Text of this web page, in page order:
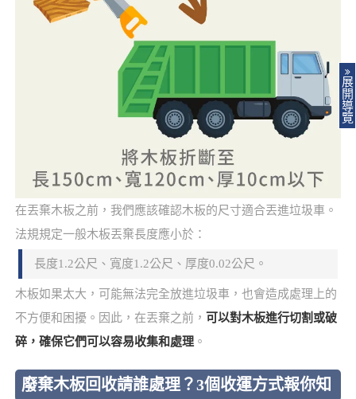
在丟棄木板之前，我們應該確認木板的尺寸適合丟進垃圾車。
法規規定一般木板丟棄長度應小於：
長度1.2公尺、寬度1.2公尺、厚度0.02公尺。
木板如果太大，可能無法完全放進垃圾車，也會造成處理上的
不方便和困擾。因此，在丟棄之前， 可以對木板進行切割或破
碎，確保它們可以容易收集和處理。
廢棄木板回收請誰處理？3個收運方式報你知
展
開
導
覽